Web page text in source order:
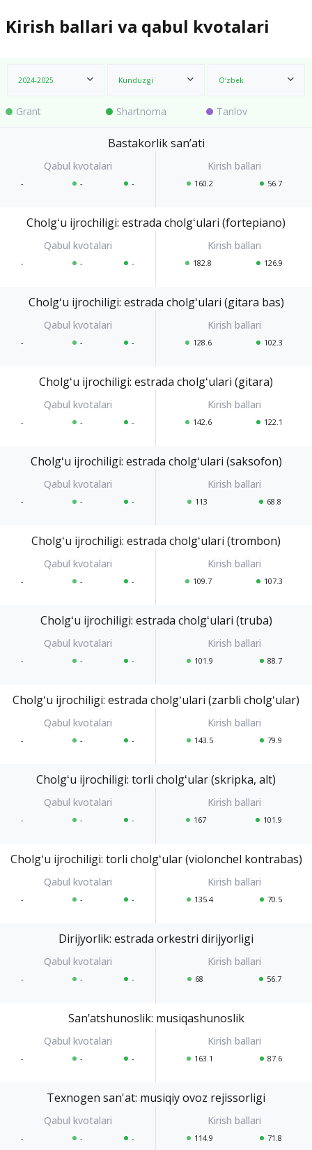
Kirish ballari va qabul kvotalari
2024-2025 Kunduzgi O‘zbek
Grant Shartnoma Tanlov
Bastakorlik sanʼati
- - - 160.2 56.7
Cholgʻu ijrochiligi: estrada cholgʻulari (fortepiano)
- - - 182.8 126.9
Cholgʻu ijrochiligi: estrada cholgʻulari (gitara bas)
- - - 128.6 102.3
Cholgʻu ijrochiligi: estrada cholgʻulari (gitara)
- - - 142.6 122.1
Cholgʻu ijrochiligi: estrada cholgʻulari (saksofon)
- - - 113 68.8
Cholgʻu ijrochiligi: estrada cholgʻulari (trombon)
- - - 109.7 107.3
Cholgʻu ijrochiligi: estrada cholgʻulari (truba)
- - - 101.9 88.7
Cholgʻu ijrochiligi: estrada cholgʻulari (zarbli cholgʻular)
- - - 143.5 79.9
Cholgʻu ijrochiligi: torli cholgʻular (skripka, alt)
- - - 167 101.9
Cholgʻu ijrochiligi: torli cholgʻular (violonchel kontrabas)
- - - 135.4 70.5
Dirijyorlik: estrada orkestri dirijyorligi
- - - 68 56.7
Sanʼatshunoslik: musiqashunoslik
- - - 163.1 87.6
Texnogen san'at: musiqiy ovoz rejissorligi
- - - 114.9 71.8